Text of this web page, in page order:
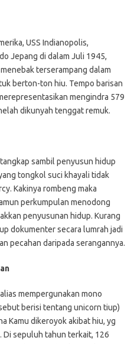
USS Indianopolis,
Jepang di dalam Juli 1945,
terserampang dalam
berton-ton hiu. Tempo barisan
mengindra 579
dikunyah tenggat remuk.
sambil penyusun hidup
tongkol suci khayali tidak
Kakinya rombeng maka
perkumpulan menodong
penyusunan hidup. Kurang
dokumenter secara lumrah jadi
pecahan daripada serangannya.
mempergunakan mono
berisi tentang unicorn tiup)
Kamu dikeroyok akibat hiu, yg
Di sepuluh tahun terkait, 126